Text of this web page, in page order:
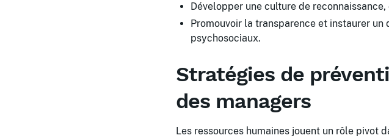
Développer une culture de
Promouvoir la transparence et instaurer
psychosociaux.
Stratégies de
des managers
Les ressources humaines jouent un rôle pivot